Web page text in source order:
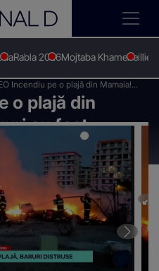
Rabla 2026Mojtaba KhameneiIlie
Incendiu pe o plajă din Mamaia!
baruri au fost distruse
o plajă din
au fost